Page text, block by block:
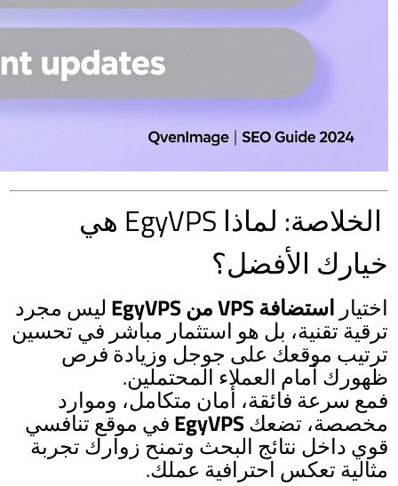
الخلاصة: لماذا EgyVPS هي
خيارك الأفضل؟
اختيار استضافة VPS من EgyVPS ليس مجرد
ترقية تقنية، بل هو استثمار مباشر في تحسين
ترتيب موقعك على جوجل وزيادة فرص
ظهورك أمام العملاء المحتملين.
فمع سرعة فائقة، أمان متكامل، وموارد
مخصصة، تضعكEgyVPSفي موقع تنافسي
قوي داخل نتائج البحث وتمنح زوارك تجربة
مثالية تعكس احترافية عملك.